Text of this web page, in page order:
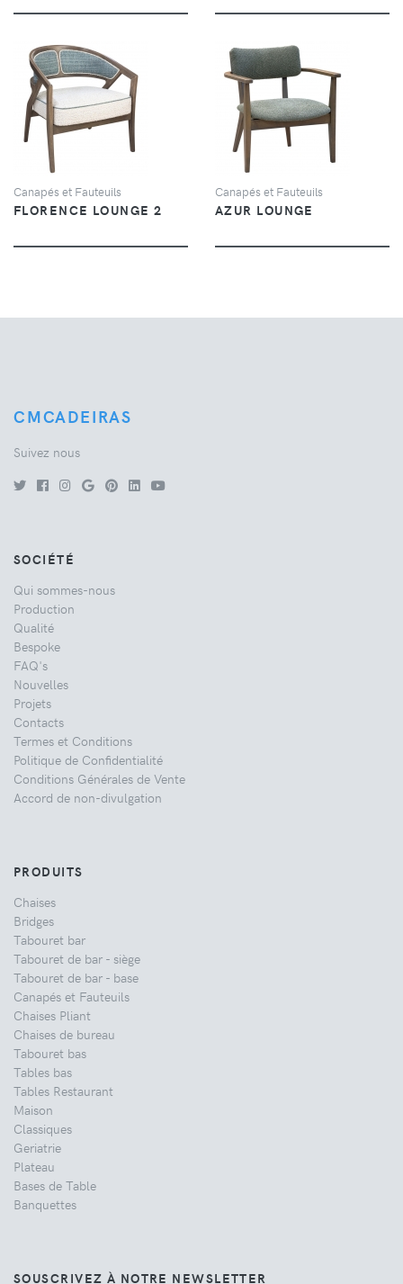
VUE
Canapés et Fauteuils
FLORENCE LOUNGE 2
VUE
Canapés et Fauteuils
AZUR LOUNGE
CMCADEIRAS
Suivez nous
SOCIÉTÉ
Qui sommes-nous
Production
Qualité
Bespoke
FAQ's
Nouvelles
Projets
Contacts
Termes et Conditions
Politique de Confidentialité
Conditions Générales de Vente
Accord de non-divulgation
PRODUITS
Chaises
Bridges
Tabouret bar
Tabouret de bar - siège
Tabouret de bar - base
Canapés et Fauteuils
Chaises Pliant
Chaises de bureau
Tabouret bas
Tables bas
Tables Restaurant
Maison
Classiques
Geriatrie
Plateau
Bases de Table
Banquettes
SOUSCRIVEZ À NOTRE NEWSLETTER